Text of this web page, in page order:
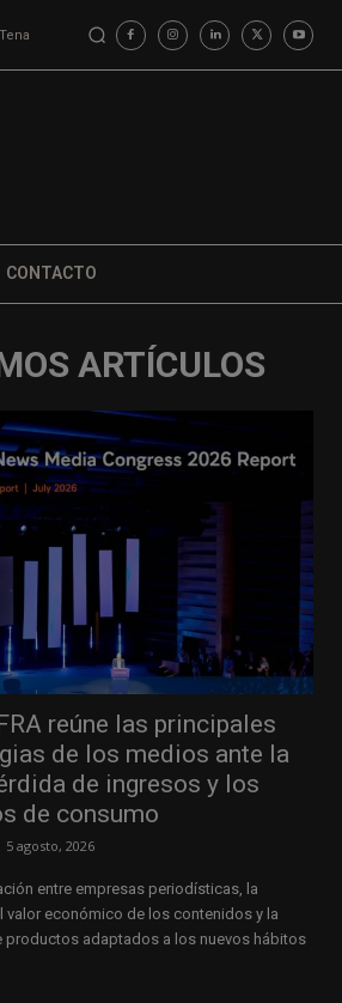
CONTACTO
ARTÍCULOS
reúne las principales
de los medios ante la
de ingresos y los
de consumo
5 agosto, 2026
entre empresas periodísticas, la
valor económico de los contenidos y la
productos adaptados a los nuevos hábitos